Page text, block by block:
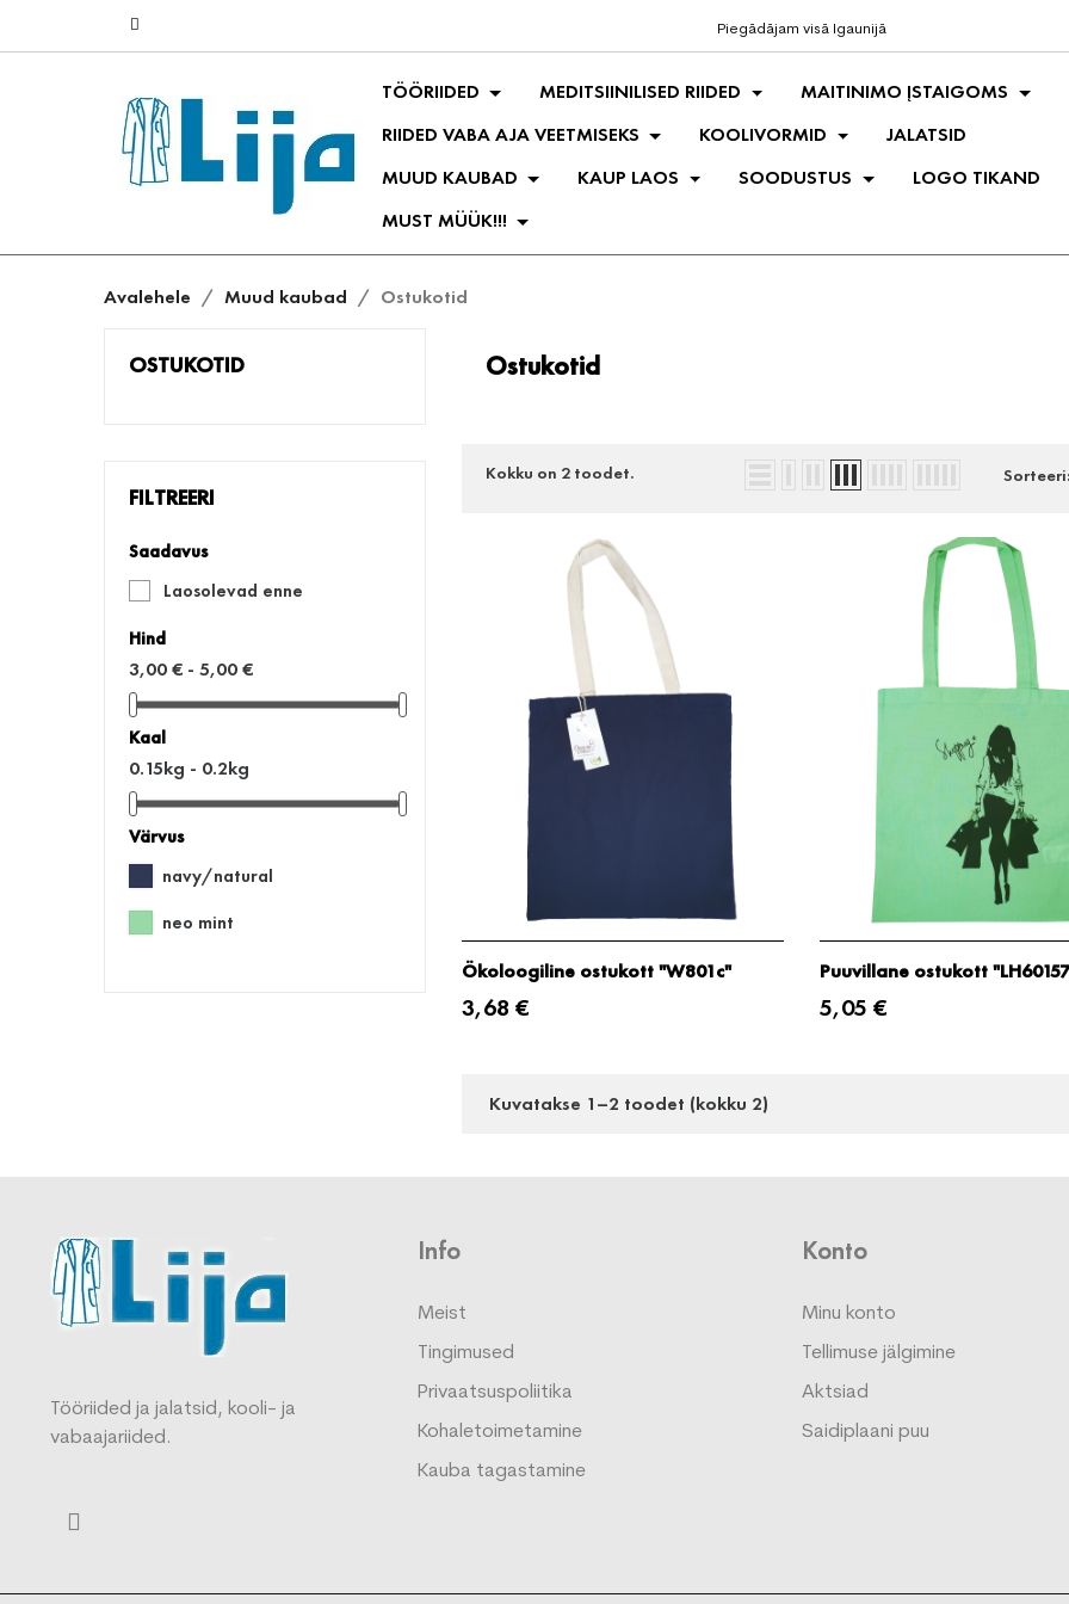
Piegādājam visā Igaunijā
TÖÖRIIDED MEDITSIINILISED RIIDED
MAITINIMO ĮSTAIGOMS
RIIDED VABA AJA VEETMISEKS
KOOLIVORMID
JALATSID
MUUD KAUBAD
KAUP LAOS SOODUSTUS
LOGO TIKAND
MUST MÜÜK!!!
Avalehele Muud kaubad Ostukotid
OSTUKOTID
FILTREERI
Saadavus
Laosolevad enne
Hind
3,00 € - 5,00 €
Kaal
0.15kg - 0.2kg
Värvus
navy/natural
neo mint
Ostukotid
Kokku on 2 toodet.
Ökoloogiline ostukott "W801c"
3,68 €
Puuvillane ostukott
5,05 €
Kuvatakse 1–2 toodet (kokku 2)
Tööriided ja jalatsid, kooli- ja
vabaajariided.
Info
Meist
Tingimused
Privaatsuspoliitika
Kohaletoimetamine
Kauba tagastamine
Konto
Minu konto
Tellimuse jälgimine
Aktsiad
Saidiplaani puu